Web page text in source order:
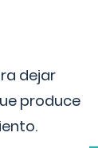
dejar
produce